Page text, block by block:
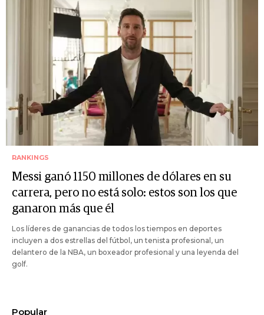
RANKINGS
Messi ganó 1150 millones de dólares en su
carrera, pero no está solo: estos son los que
ganaron más que él
Los líderes de ganancias de todos los tiempos en deportes
incluyen a dos estrellas del fútbol, un tenista profesional, un
delantero de la NBA, un boxeador profesional y una leyenda del
golf.
Popular